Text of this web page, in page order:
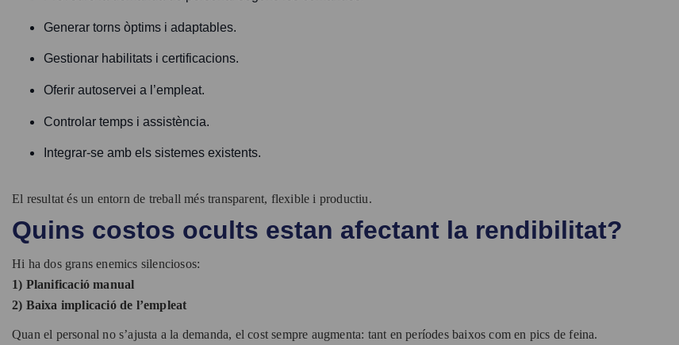
Generar torns òptims i adaptables.
Gestionar habilitats i certificacions.
Oferir autoservei a l’empleat.
Controlar temps i assistència.
Integrar-se amb els sistemes existents.
El resultat és un entorn de treball més transparent, flexible i productiu.
Quins costos ocults estan afectant la rendibilitat?
Hi ha dos grans enemics silenciosos:
1) Planificació manual
2) Baixa implicació de l’empleat
Quan el personal no s’ajusta a la demanda, el cost sempre augmenta: tant en períodes baixos com en pics de feina.